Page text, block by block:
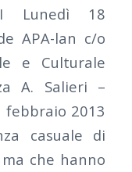
Lunedì 18
APA-lan c/o
e Culturale
A. Salieri –
2013
casuale di
che hanno